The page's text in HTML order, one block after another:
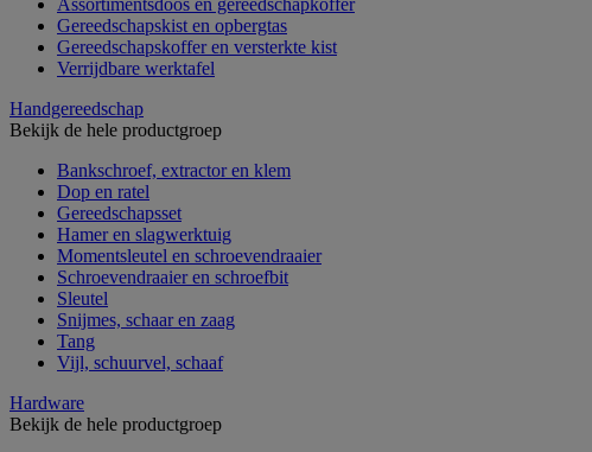
Gereedschapskist en opbergtas
Gereedschapskoffer en versterkte kist
Verrijdbare werktafel
Handgereedschap
Bekijk de hele productgroep
Bankschroef, extractor en klem
Dop en ratel
Gereedschapsset
Hamer en slagwerktuig
Momentsleutel en schroevendraaier
Schroevendraaier en schroefbit
Sleutel
Snijmes, schaar en zaag
Tang
Vijl, schuurvel, schaaf
Hardware
Bekijk de hele productgroep